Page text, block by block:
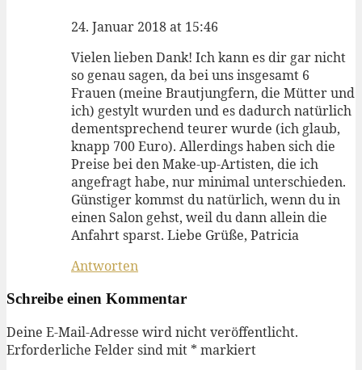
24. Januar 2018 at 15:46
Vielen lieben Dank! Ich kann es dir gar nicht
so genau sagen, da bei uns insgesamt 6
Frauen (meine Brautjungfern, die Mütter und
ich) gestylt wurden und es dadurch natürlich
dementsprechend teurer wurde (ich glaub,
knapp 700 Euro). Allerdings haben sich die
Preise bei den Make-up-Artisten, die ich
angefragt habe, nur minimal unterschieden.
Günstiger kommst du natürlich, wenn du in
einen Salon gehst, weil du dann allein die
Anfahrt sparst. Liebe Grüße, Patricia
Antworten
Schreibe einen Kommentar
Deine E-Mail-Adresse wird nicht veröffentlicht.
Erforderliche Felder sind mit * markiert